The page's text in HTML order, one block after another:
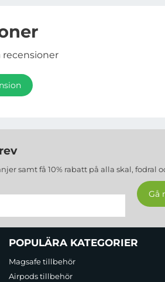
samt få 10% rabatt på alla skal, fodral
POPULÄRA KATEGORIER
Magsafe tillbehör
Airpods tillbehör